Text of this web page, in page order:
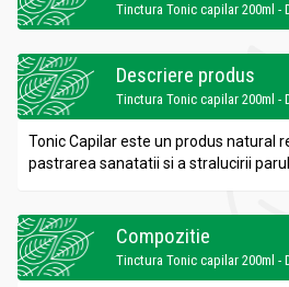
Tinctura Tonic capilar 200ml -
Descriere produs
Tinctura Tonic capilar 200ml -
Tonic Capilar este un produs natural
pastrarea sanatatii si a stralucirii
Compozitie
Tinctura Tonic capilar 200ml -